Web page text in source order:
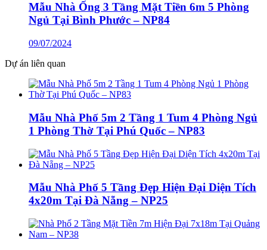
Mẫu Nhà Ống 3 Tầng Mặt Tiền 6m 5 Phòng
Ngủ Tại Bình Phước – NP84
09/07/2024
Dự án liên quan
Mẫu Nhà Phố 5m 2 Tầng 1 Tum 4 Phòng Ngủ
1 Phòng Thờ Tại Phú Quốc – NP83
Mẫu Nhà Phố 5 Tầng Đẹp Hiện Đại Diện Tích
4x20m Tại Đà Nẵng – NP25